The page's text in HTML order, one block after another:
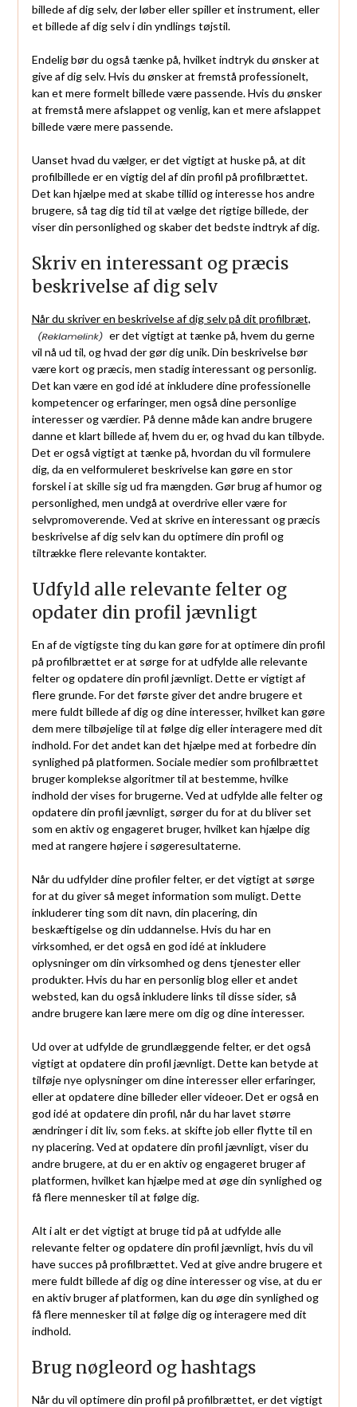
billede af dig selv, der løber eller spiller et instrument, eller
et billede af dig selv i din yndlings tøjstil.
Endelig bør du også tænke på, hvilket indtryk du ønsker at
give af dig selv. Hvis du ønsker at fremstå professionelt,
kan et mere formelt billede være passende. Hvis du ønsker
at fremstå mere afslappet og venlig, kan et mere afslappet
billede være mere passende.
Uanset hvad du vælger, er det vigtigt at huske på, at dit
profilbillede er en vigtig del af din profil på profilbrættet.
Det kan hjælpe med at skabe tillid og interesse hos andre
brugere, så tag dig tid til at vælge det rigtige billede, der
viser din personlighed og skaber det bedste indtryk af dig.
Skriv en interessant og præcis
beskrivelse af dig selv
Når du skriver en beskrivelse af dig selv på dit profilbræt,
er det vigtigt at tænke på, hvem du gerne
vil nå ud til, og hvad der gør dig unik. Din beskrivelse bør
være kort og præcis, men stadig interessant og personlig.
Det kan være en god idé at inkludere dine professionelle
kompetencer og erfaringer, men også dine personlige
interesser og værdier. På denne måde kan andre brugere
danne et klart billede af, hvem du er, og hvad du kan tilbyde.
Det er også vigtigt at tænke på, hvordan du vil formulere
dig, da en velformuleret beskrivelse kan gøre en stor
forskel i at skille sig ud fra mængden. Gør brug af humor og
personlighed, men undgå at overdrive eller være for
selvpromoverende. Ved at skrive en interessant og præcis
beskrivelse af dig selv kan du optimere din profil og
tiltrække flere relevante kontakter.
Udfyld alle relevante felter og
opdater din profil jævnligt
En af de vigtigste ting du kan gøre for at optimere din profil
på profilbrættet er at sørge for at udfylde alle relevante
felter og opdatere din profil jævnligt. Dette er vigtigt af
flere grunde. For det første giver det andre brugere et
mere fuldt billede af dig og dine interesser, hvilket kan gøre
dem mere tilbøjelige til at følge dig eller interagere med dit
indhold. For det andet kan det hjælpe med at forbedre din
synlighed på platformen. Sociale medier som profilbrættet
bruger komplekse algoritmer til at bestemme, hvilke
indhold der vises for brugerne. Ved at udfylde alle felter og
opdatere din profil jævnligt, sørger du for at du bliver set
som en aktiv og engageret bruger, hvilket kan hjælpe dig
med at rangere højere i søgeresultaterne.
Når du udfylder dine profiler felter, er det vigtigt at sørge
for at du giver så meget information som muligt. Dette
inkluderer ting som dit navn, din placering, din
beskæftigelse og din uddannelse. Hvis du har en
virksomhed, er det også en god idé at inkludere
oplysninger om din virksomhed og dens tjenester eller
produkter. Hvis du har en personlig blog eller et andet
websted, kan du også inkludere links til disse sider, så
andre brugere kan lære mere om dig og dine interesser.
Ud over at udfylde de grundlæggende felter, er det også
vigtigt at opdatere din profil jævnligt. Dette kan betyde at
tilføje nye oplysninger om dine interesser eller erfaringer,
eller at opdatere dine billeder eller videoer. Det er også en
god idé at opdatere din profil, når du har lavet større
ændringer i dit liv, som f.eks. at skifte job eller flytte til en
ny placering. Ved at opdatere din profil jævnligt, viser du
andre brugere, at du er en aktiv og engageret bruger af
platformen, hvilket kan hjælpe med at øge din synlighed og
få flere mennesker til at følge dig.
Alt i alt er det vigtigt at bruge tid på at udfylde alle
relevante felter og opdatere din profil jævnligt, hvis du vil
have succes på profilbrættet. Ved at give andre brugere et
mere fuldt billede af dig og dine interesser og vise, at du er
en aktiv bruger af platformen, kan du øge din synlighed og
få flere mennesker til at følge dig og interagere med dit
indhold.
Brug nøgleord og hashtags
Når du vil optimere din profil på profilbrættet, er det vigtigt